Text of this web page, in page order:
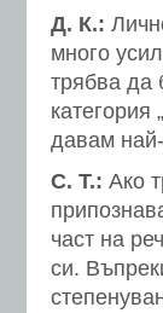
Д. К.:
много
трябва да
категория
давам
С. Т.: Ако
част на
си.